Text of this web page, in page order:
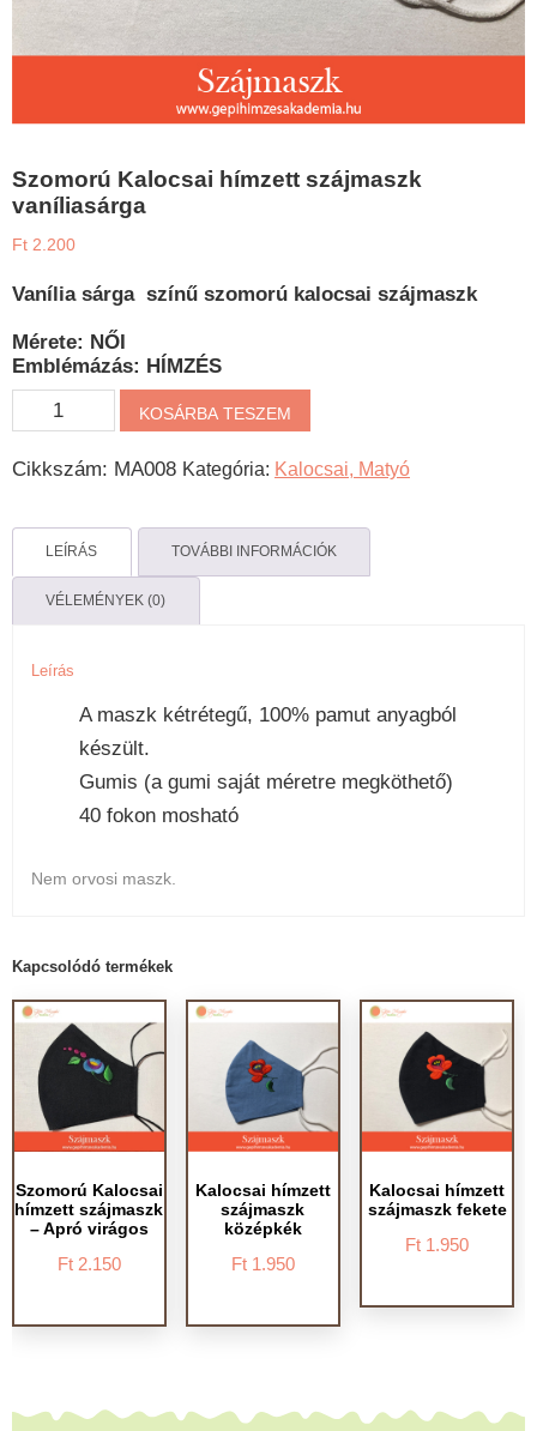
Szomorú Kalocsai hímzett szájmaszk
vaníliasárga
Ft 2.200
Vanília sárga színű szomorú kalocsai szájmaszk
Mérete: NŐI
Emblémázás: HÍMZÉS
Szomorú
Kalocsai
hímzett
vaníliasárga
mennyiség
KOSÁRBA TESZEM
Cikkszám: MA008 Kategória: Kalocsai, Matyó
LEÍRÁS TOVÁBBI INFORMÁCIÓK
VÉLEMÉNYEK (0)
Leírás
A maszk kétrétegű, 100% pamut anyagból
készült.
Gumis (a gumi saját méretre megköthető)
40 fokon mosható
Nem orvosi maszk.
Kapcsolódó termékek
Szomorú Kalocsai
hímzett szájmaszk
– Apró virágos
Ft2.150
Kalocsai hímzett
szájmaszk
középkék
Ft1.950
Kalocsai hímzett
szájmaszk fekete
Ft 1.950